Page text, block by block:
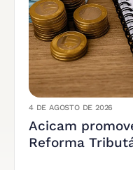
4 DE AGOSTO DE 2026
Acicam
Reforma